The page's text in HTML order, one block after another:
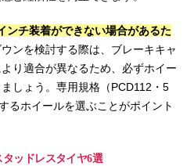
ンチ装着ができない場合があるた
ンを検討する際は、ブレーキキャ
り適合が異なるため、必ずホイー
しょう。専用規格（PCD112・5
るホイールを選ぶことがポイント
ッドレスタイヤ6選